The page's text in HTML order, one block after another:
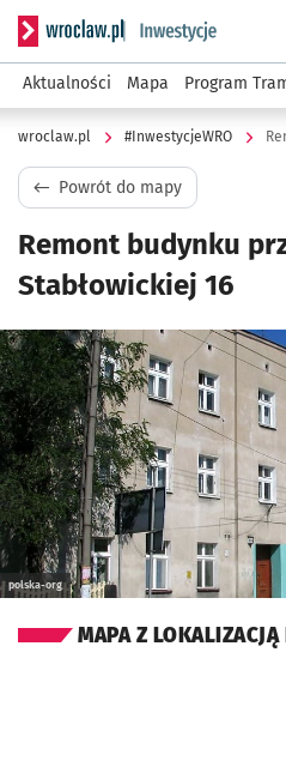
Serwis informacyjny
Aktualności Mapa Program
wroclaw.pl #InwestycjeWRO
Powrót do mapy
Remont budynku
Stabłowickiej 16
Kliknij, aby powiększyć
polska-org
MAPA Z LOKALIZACJĄ